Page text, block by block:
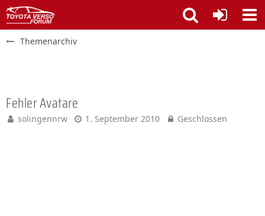
Themenarchiv
Fehler Avatare
solingennrw 1. September 2010 Geschlossen